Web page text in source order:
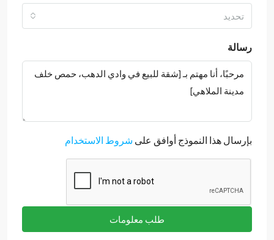
تحديد
رسالة
بإرسال هذا النموذج أوافق على شروط الاستخدام
طلب معلومات